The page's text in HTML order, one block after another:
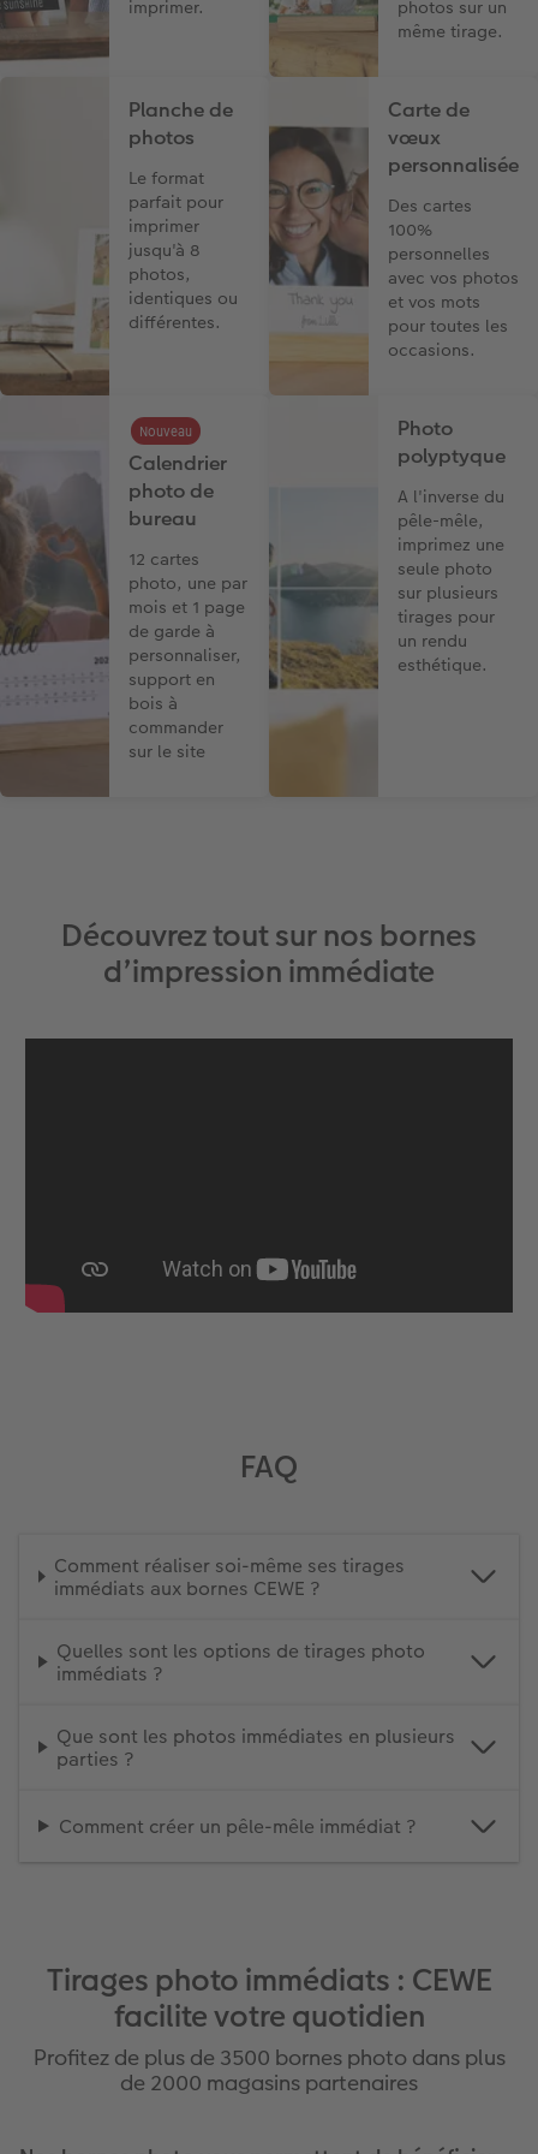
imprimer.
photos sur un
même tirage.
Planche de
photos
Le format
parfait pour
imprimer
jusqu'à 8
photos,
identiques ou
différentes.
Carte de
vœux
personnalisée
Des cartes
100%
personnelles
avec vos photos
et vos mots
pour toutes les
occasions.
Calendrier
photo de
bureau
12 cartes
photo, une par
mois et 1 page
de garde à
personnaliser,
support en
bois à
commander
sur le site
Nouveau
Photo
polyptyque
A l'inverse du
pêle-mêle,
imprimez une
seule photo
sur plusieurs
tirages pour
un rendu
esthétique.
Découvrez tout sur nos bornes
d’impression immédiate
FAQ
Comment réaliser soi-même ses tirages
immédiats aux bornes CEWE ?
Quelles sont les options de tirages photo
immédiats ?
Que sont les photos immédiates en plusieurs
parties ?
Comment créer un pêle-mêle immédiat ?
Tirages photo immédiats : CEWE
facilite votre quotidien
Profitez de plus de 3500 bornes photo dans plus
de 2000 magasins partenaires